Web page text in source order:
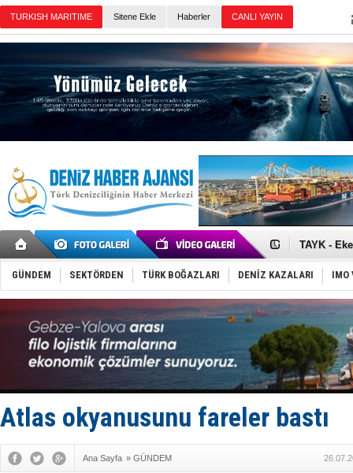
Sitene Ekle Haberler
D-Marin,
Van’da
TAYK -
İstanbul
Tersane
İngiliz
FESCO,
DESE,
35 milyon
İnsansız
Yüzyıl
GÜNDEM SEKTÖRDEN TÜRK BOĞAZLARI DENİZ KAZALARI IMO
Atlas okyanusunu fareler bastı
Ana Sayfa » GÜNDEM